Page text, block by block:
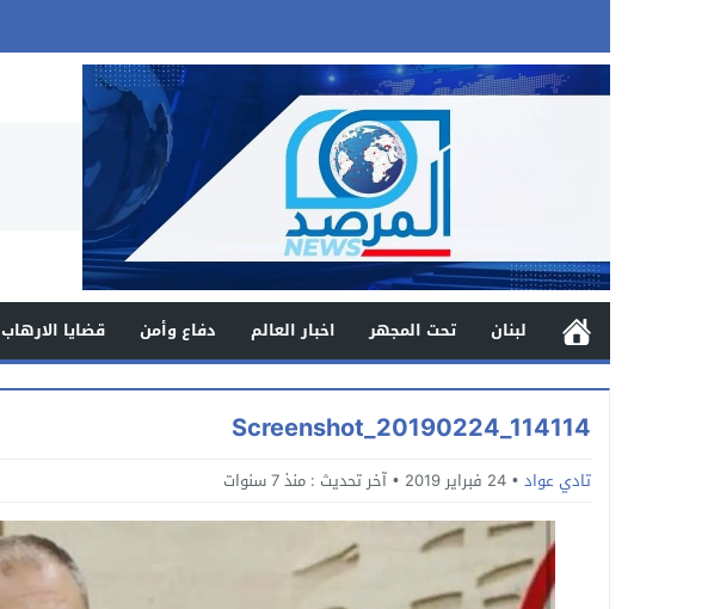
لبنان تحت المجهر اخبار العالم دفاع وأمن قضايا الارهاب
Screenshot_20190224_114114
تادي عواد 24 فبراير 2019 آخر تحديث : منذ 7 سنوات